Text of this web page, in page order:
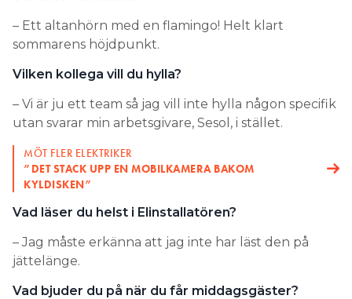
– Ett altanhörn med en flamingo! Helt klart
sommarens höjdpunkt.
Vilken kollega vill du hylla?
– Vi är ju ett team så jag vill inte hylla någon specifik
utan svarar min arbetsgivare, Sesol, i stället.
MÖT FLER ELEKTRIKER
”DET STACK UPP EN MOBILKAMERA BAKOM
KYLDISKEN”
Vad läser du helst i Elinstallatören?
– Jag måste erkänna att jag inte har läst den på
jättelänge.
Vad bjuder du på när du får ­middagsgäster?